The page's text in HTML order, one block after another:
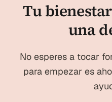
Tu
una
No esperes a tocar
para empezar es